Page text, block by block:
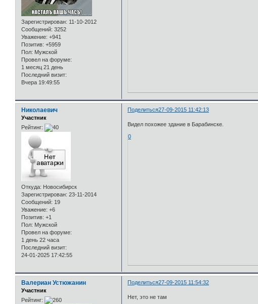
Зарегистрирован: 11-10-2012
Сообщений: 3252
Уважение: +941
Позитив: +5959
Пол: Мужской
Провел на форуме:
1 месяц 21 день
Последний визит:
Вчера 19:49:55
Поделиться27-09-2015 11:42:13
Николаевич
Участник
Рейтинг:
Откуда: Новосибирск
Зарегистрирован: 23-11-2014
Сообщений: 19
Уважение: +6
Позитив: +1
Пол: Мужской
Провел на форуме:
1 день 22 часа
Последний визит:
24-01-2025 17:42:55
Видел похожее здание в Барабинске.
0
Поделиться27-09-2015 11:54:32
Валериан Устюжанин
Участник
Рейтинг:
Нет, это не там